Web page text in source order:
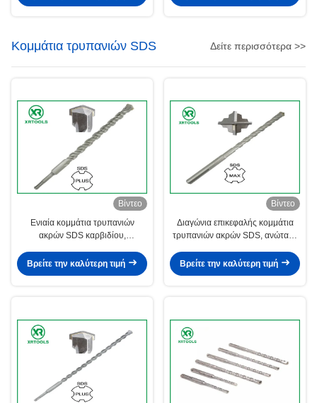
Κομμάτια τρυπανιών SDS Δείτε περισσότερα >>
Βίντεο
Ενιαία κομμάτια τρυπανιών
ακρών SDS καρβιδίου,
πυρήνων για το σκληρό Stone
Βρείτε την καλύτερη τιμή
Βίντεο
Διαγώνια επικεφαλής κομμάτια
τρυπανιών ακρών SDS, ανώτατα
φραγμό/το τούβλο/τον τοίχο
Βρείτε την καλύτερη τιμή